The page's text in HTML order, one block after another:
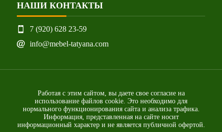
НАШИ КОНТАКТЫ
7 (920) 628 23-59
info@mebel-tatyana.com
Работая с этим сайтом, вы даете свое согласие на
использование файлов cookie. Это необходимо для
нормального функционирования сайта и анализа трафика.
Информация, представленная на сайте носит
информационный характер и не является публичной офертой.